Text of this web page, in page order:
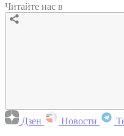
Читайте нас в
Дзен Новости